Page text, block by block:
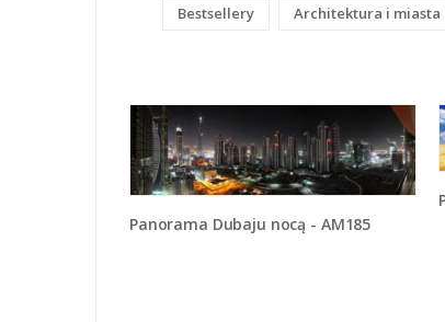
Bestsellery Architektura i miasta
Panorama Dubaju nocą - AM185